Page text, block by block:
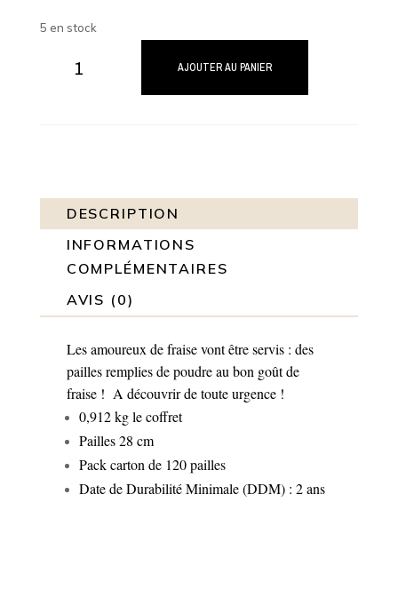
5 en stock
AJOUTER AU PANIER
DESCRIPTION
INFORMATIONS
COMPLÉMENTAIRES
AVIS (0)
Les amoureux de fraise vont être servis : des
pailles remplies de poudre au bon goût de
fraise ! A découvrir de toute urgence !
0,912 kg le coffret
Pailles 28 cm
Pack carton de 120 pailles
Date de Durabilité Minimale (DDM) : 2 ans